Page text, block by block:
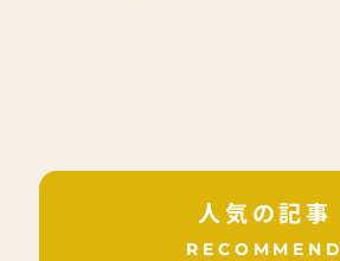
人気の記事
RECOMMEND